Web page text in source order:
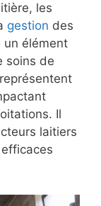
les
gestion des
un élément
soins de
Il
laitiers